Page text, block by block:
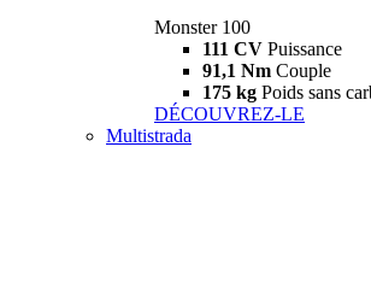
Monster 100
111 CV Puissance
91,1 Nm Couple
175 kg Poids sans
DÉCOUVREZ-LE
Multistrada